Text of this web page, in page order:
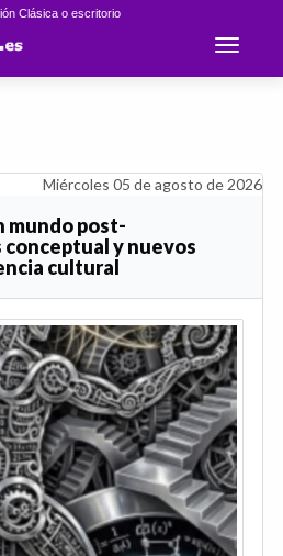
Clásica o escritorio
Toggle
Miércoles 05 de agosto de 2026
mundo post-
y nuevos
cultural